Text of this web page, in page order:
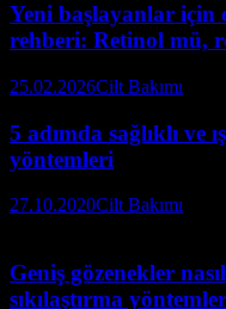
Yeni başlayanlar için
rehberi: Retinol mü,
25.02.2026Cilt Bakımı
5 adımda sağlıklı ve
yöntemleri
27.10.2020Cilt Bakımı
Geniş gözenekler
sıkılaştırma